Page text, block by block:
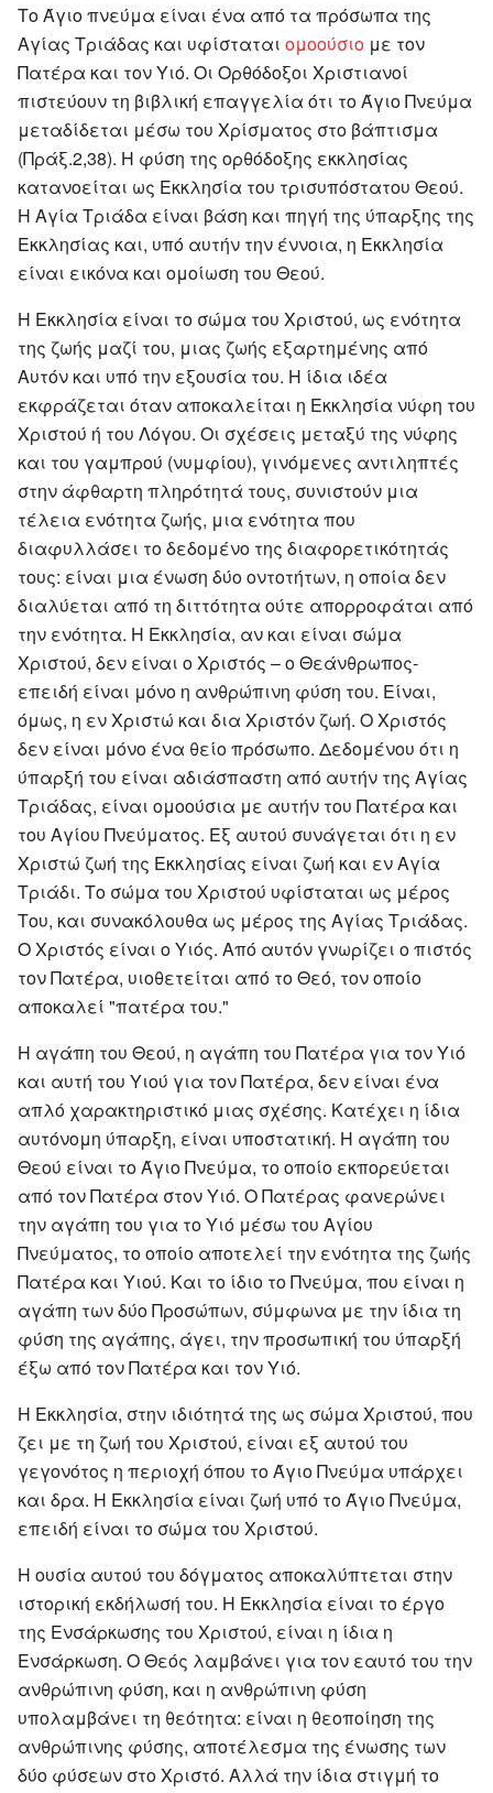
Το Άγιο πνεύμα είναι ένα από τα πρόσωπα της
Αγίας Τριάδας και υφίσταται ομοούσιο με τον
Πατέρα και τον Υιό. Οι Ορθόδοξοι Χριστιανοί
πιστεύουν τη βιβλική επαγγελία ότι το Άγιο Πνεύμα
μεταδίδεται μέσω του Χρίσματος στο βάπτισμα
(Πράξ.2,38). Η φύση της ορθόδοξης εκκλησίας
κατανοείται ως Εκκλησία του τρισυπόστατου Θεού.
Η Αγία Τριάδα είναι βάση και πηγή της ύπαρξης της
Εκκλησίας και, υπό αυτήν την έννοια, η Εκκλησία
είναι εικόνα και ομοίωση του Θεού.
Η Εκκλησία είναι το σώμα του Χριστού, ως ενότητα
της ζωής μαζί του, μιας ζωής εξαρτημένης από
Αυτόν και υπό την εξουσία του. Η ίδια ιδέα
εκφράζεται όταν αποκαλείται η Εκκλησία νύφη του
Χριστού ή του Λόγου. Οι σχέσεις μεταξύ της νύφης
και του γαμπρού (νυμφίου), γινόμενες αντιληπτές
στην άφθαρτη πληρότητά τους, συνιστούν μια
τέλεια ενότητα ζωής, μια ενότητα που
διαφυλλάσει το δεδομένο της διαφορετικότητάς
τους: είναι μια ένωση δύο οντοτήτων, η οποία δεν
διαλύεται από τη διττότητα ούτε απορροφάται από
την ενότητα. Η Εκκλησία, αν και είναι σώμα
Χριστού, δεν είναι ο Χριστός – ο Θεάνθρωπος-
επειδή είναι μόνο η ανθρώπινη φύση του. Είναι,
όμως, η εν Χριστώ και δια Χριστόν ζωή. Ο Χριστός
δεν είναι μόνο ένα θείο πρόσωπο. Δεδομένου ότι η
ύπαρξή του είναι αδιάσπαστη από αυτήν της Αγίας
Τριάδας, είναι ομοούσια με αυτήν του Πατέρα και
του Αγίου Πνεύματος. Εξ αυτού συνάγεται ότι η εν
Χριστώ ζωή της Εκκλησίας είναι ζωή και εν Αγία
Τριάδι. Το σώμα του Χριστού υφίσταται ως μέρος
Του, και συνακόλουθα ως μέρος της Αγίας Τριάδας.
Ο Χριστός είναι ο Υιός. Από αυτόν γνωρίζει ο πιστός
τον Πατέρα, υιοθετείται από το Θεό, τον οποίο
αποκαλεί "πατέρα του."
Η αγάπη του Θεού, η αγάπη του Πατέρα για τον Υιό
και αυτή του Υιού για τον Πατέρα, δεν είναι ένα
απλό χαρακτηριστικό μιας σχέσης. Κατέχει η ίδια
αυτόνομη ύπαρξη, είναι υποστατική. Η αγάπη του
Θεού είναι το Άγιο Πνεύμα, το οποίο εκπορεύεται
από τον Πατέρα στον Υιό. Ο Πατέρας φανερώνει
την αγάπη του για το Υιό μέσω του Αγίου
Πνεύματος, το οποίο αποτελεί την ενότητα της ζωής
Πατέρα και Υιού. Και το ίδιο το Πνεύμα, που είναι η
αγάπη των δύο Προσώπων, σύμφωνα με την ίδια τη
φύση της αγάπης, άγει, την προσωπική του ύπαρξή
έξω από τον Πατέρα και τον Υιό.
Η Εκκλησία, στην ιδιότητά της ως σώμα Χριστού, που
ζει με τη ζωή του Χριστού, είναι εξ αυτού του
γεγονότος η περιοχή όπου το Άγιο Πνεύμα υπάρχει
και δρα. Η Εκκλησία είναι ζωή υπό το Άγιο Πνεύμα,
επειδή είναι το σώμα του Χριστού.
Η ουσία αυτού του δόγματος αποκαλύπτεται στην
ιστορική εκδήλωσή του. Η Εκκλησία είναι το έργο
της Ενσάρκωσης του Χριστού, είναι η ίδια η
Ενσάρκωση. Ο Θεός λαμβάνει για τον εαυτό του την
ανθρώπινη φύση, και η ανθρώπινη φύση
υπολαμβάνει τη θεότητα: είναι η θεοποίηση της
ανθρώπινης φύσης, αποτέλεσμα της ένωσης των
δύο φύσεων στο Χριστό. Αλλά την ίδια στιγμή το